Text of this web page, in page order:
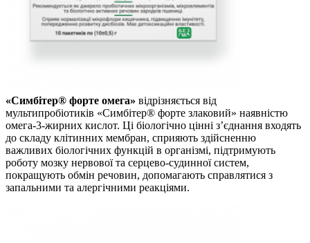
«Симбітер® форте омега» відрізняється від
мультипробіотиків «Симбітер® форте злаковий» наявністю
омега-3-жирних кислот. Ці біологічно цінні з’єднання входять
до складу клітинних мембран, сприяють здійсненню
важливих біологічних функцій в організмі, підтримують
роботу мозку нервової та серцево-судинної систем,
покращують обмін речовин, допомагають справлятися з
запальними та алергічними реакціями.